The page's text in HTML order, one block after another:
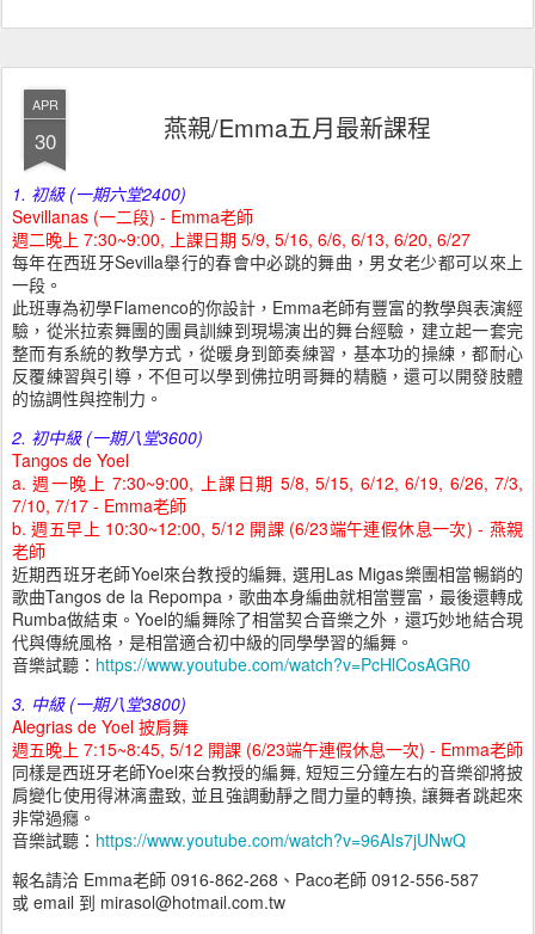
APR
30 燕親/Emma五月最新課程
1. 初級 (一期六堂2400)
Sevillanas (一二段) - Emma老師
週二晚上 7:30~9:00, 上課日期 5/9, 5/16, 6/6, 6/13, 6/20, 6/27
每年在西班牙Sevilla舉行的春會中必跳的舞曲，男女老少都可以來上
一段。
此班專為初學Flamenco的你設計，Emma老師有豐富的教學與表演經
驗，從米拉索舞團的團員訓練到現場演出的舞台經驗，建立起一套完
整而有系統的教學方式，從暖身到節奏練習，基本功的操練，都耐心
反覆練習與引導，不但可以學到佛拉明哥舞的精髓，還可以開發肢體
的協調性與控制力。
2. 初中級 (一期八堂3600)
Tangos de Yoel
a. 週一晚上 7:30~9:00,
上課日期 5/8, 5/15, 6/12, 6/19, 6/26, 7/3,
7/10, 7/17 - Emma老師
b. 週五早上 10:30~12:00, 5/12 開課 (6/23端午連假休息一次) - 燕親
老師
近期西班牙老師Yoel來台教授的編舞, 選用Las Migas樂團相當暢銷的
歌曲Tangos de la Repompa，歌曲本身編曲就相當豐富，最後還轉成
Rumba做結束。Yoel的編舞除了相當契合音樂之外，還巧妙地結合現
代與傳統風格，是相當適合初中級的同學學習的編舞。
音樂試聽： https://www.youtube.com/watch?v=PcHlCosAGR0
3. 中級 (一期八堂3800)
Alegrias de Yoel 披肩舞
週五晚上 7:15~8:45, 5/12 開課 (6/23端午連假休息一次) - Emma老師
同樣是西班牙老師Yoel來台教授的編舞, 短短三分鐘左右的音樂卻將披
肩變化使用得淋漓盡致, 並且強調動靜之間力量的轉換, 讓舞者跳起來
非常過癮。
音樂試聽： https://www.youtube.com/watch?v=96AIs7jUNwQ
報名請洽 Emma老師 0916-862-268、Paco老師 0912-556-587
或 email 到 mirasol@hotmail.com.tw